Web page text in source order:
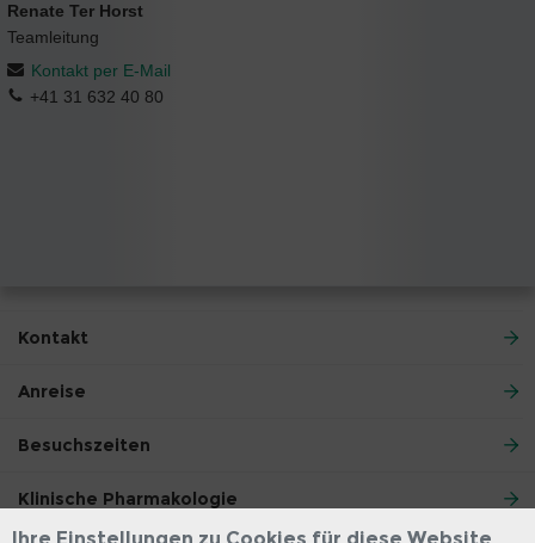
Renate Ter Horst
Teamleitung
Kontakt per E-Mail
+41 31 632 40 80
Kontakt
Anreise
Besuchszeiten
Klinische Pharmakologie